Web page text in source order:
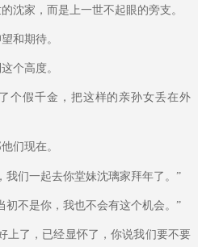
沈家，而是上一世不起眼的旁支。
和期待。
个高度。
个假千金，把这样的亲孙女丢在外
们现在。
我们一起去你堂妹沈璃家拜年了。”
初不是你，我也不会有这个机会。”
上了，已经显怀了，你说我们要不要